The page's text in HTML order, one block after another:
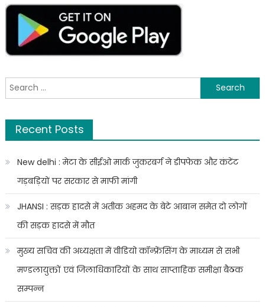
से
अधिक
की
का
किया
शिलान्यास
Search
for:
Recent Posts
New delhi : मेटा के सीईओ मार्क जुकरबर्ग ने डीपफेक और कंटेंट
गड़बड़ियों पर सरकार से माफी मांगी
JHANSI : सड़क हादसे में अतीक अहमद के बेटे आबान समेत दो लोगों
की सड़क हादसे में मौत
मुख्य सचिव की अध्यक्षता में वीडियो कॉन्फ्रेंसिंग के माध्यम से सभी
मण्डलायुक्तों एवं जिलाधिकारियों के साथ साप्ताहिक समीक्षा बैठक
सम्पन्न